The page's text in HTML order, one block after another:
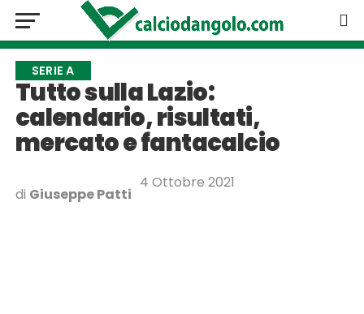
SERIE A
Tutto sulla Lazio:
calendario, risultati,
mercato e fantacalcio
di Giuseppe Patti
4 Ottobre 2021